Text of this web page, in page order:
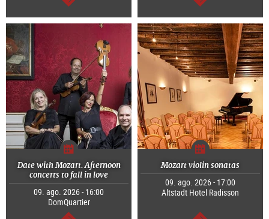
continuar continuar
Date with Mozart. Afternoon
concerts to fall in love
09. ago. 2026 - 16:00
DomQuartier
Mozart violin sonatas
09. ago. 2026 - 17:00
Altstadt Hotel Radisson